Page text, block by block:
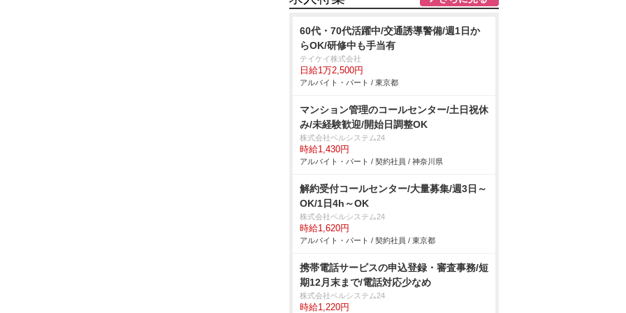
60代・70代活躍中/交通誘導警備/週1日か
らOK/研修中も手当有
テイケイ株式会社
日給1万2,500円
アルバイト・パート / 東京都
マンション管理のコールセンター/土日祝休
み/未経験歓迎/開始日調整OK
株式会社ベルシステム24
時給1,430円
アルバイト・パート / 契約社員 / 神奈川県
解約受付コールセンター/大量募集/週3日～
OK/1日4h～OK
株式会社ベルシステム24
時給1,620円
アルバイト・パート / 契約社員 / 東京都
携帯電話サービスの申込登録・審査事務/短
期12月末まで/電話対応少なめ
株式会社ベルシステム24
時給1,220円